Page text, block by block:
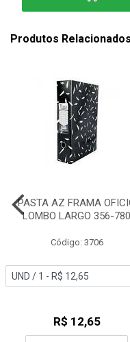
Produtos Relacionados
PASTA AZ FRAMA
LOMBO LARGO 356-780
Código: 3706
R$ 12,65